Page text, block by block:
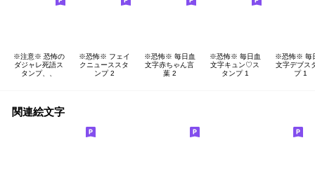
※注意※ 恐怖の
ダジャレ死語ス
タンプ、、
※恐怖※ フェイ
クニューススタ
ンプ 2
※恐怖※ 毎日血
文字赤ちゃん言
葉 2
※恐怖※ 毎日血
文字キュン♡ス
タンプ 1
※恐怖※ 毎
文字デブス
プ 1
関連絵文字